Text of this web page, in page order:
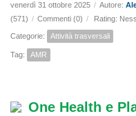
venerdì 31 ottobre 2025 / Autore:
(571) / Commenti (0) / Rating:
Categorie: Attività trasversali
Tag: AMR
One Health e